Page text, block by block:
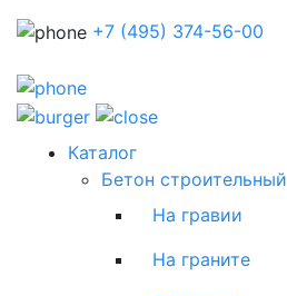
+7 (495) 374-56-00
Каталог
Бетон строительный
На гравии
На граните